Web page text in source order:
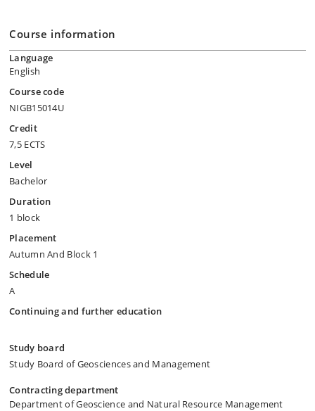
Course information
Language
English
Course code
NIGB15014U
Credit
7,5 ECTS
Level
Bachelor
Duration
1 block
Placement
Autumn And Block 1
Schedule
A
Continuing and further education
Study board
Study Board of Geosciences and Management
Contracting department
Department of Geoscience and Natural Resource Management